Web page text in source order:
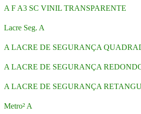
A F A3 SC VINIL TRANSPARENTE
Lacre Seg. A
A LACRE DE SEGURANÇA
A LACRE DE SEGURANÇA
A LACRE DE SEGURANÇA
Metro² A